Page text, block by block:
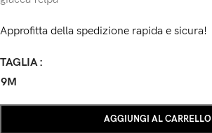
Approfitta della spedizione rapida e sicura!
TAGLIA
9M
AGGIUNGI AL CARRELLO